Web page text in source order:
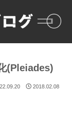
(Pleiades)
2018.02.08